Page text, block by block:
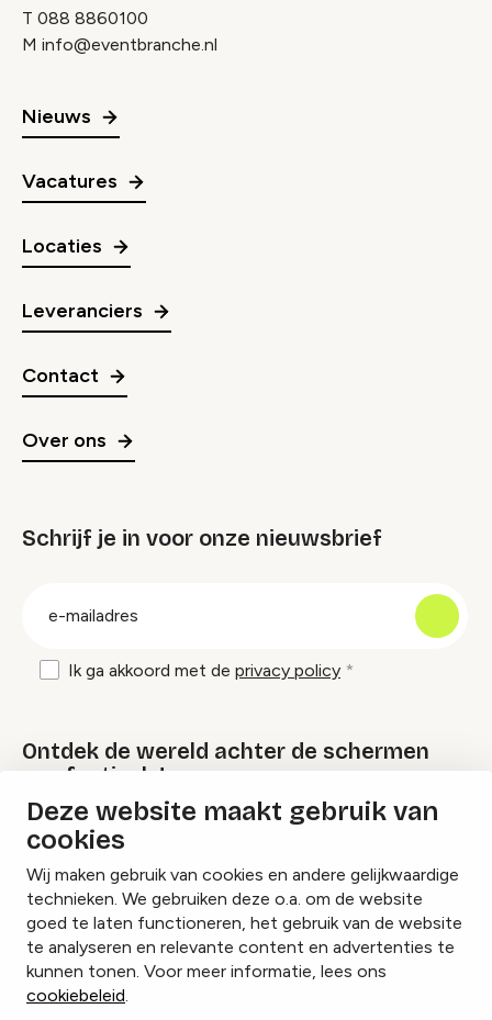
Deze website maakt gebruik van
cookies
Wij maken gebruik van cookies en andere gelijkwaardige
technieken. We gebruiken deze o.a. om de website
goed te laten functioneren, het gebruik van de website
te analyseren en relevante content en advertenties te
kunnen tonen. Voor meer informatie, lees ons
cookiebeleid.
T 088 8860100
M info@eventbranche.nl
Nieuws
Vacatures
Locaties
Leveranciers
Contact
Over ons
Schrijf je in voor onze nieuwsbrief
Ik ga akkoord met de privacy policy
Ontdek de wereld achter de schermen
van festivals!
Lees onze Festival Specials
InstagramFacebookLinkedIn